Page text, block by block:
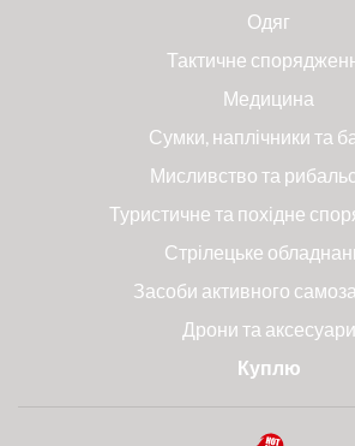
Одяг
Тактичне
Медицина
Сумки, наплічники та
Мисливство та
Туристичне та похідне
Стрілецьке
Засоби активного
Дрони та аксесуари
Куплю